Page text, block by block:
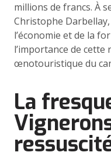
millions de francs. À
Christophe
l’économie et de la
l’importance de
œnotouristique du
La